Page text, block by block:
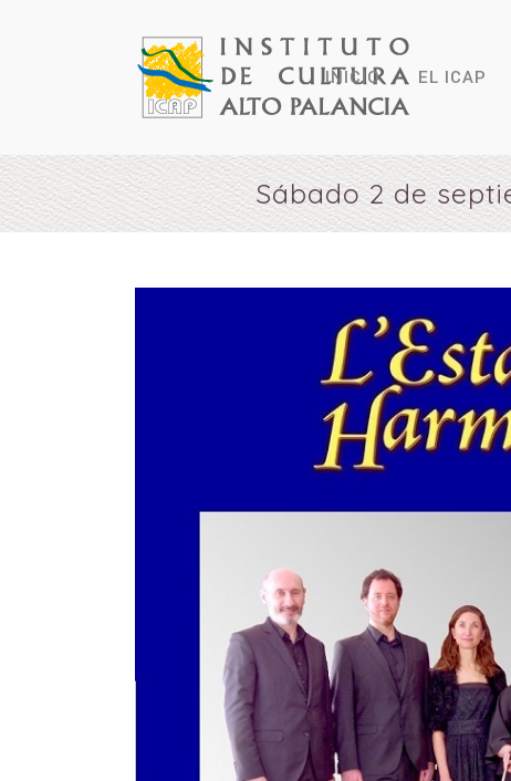
INICIO EL ICAP
Sábado 2 de